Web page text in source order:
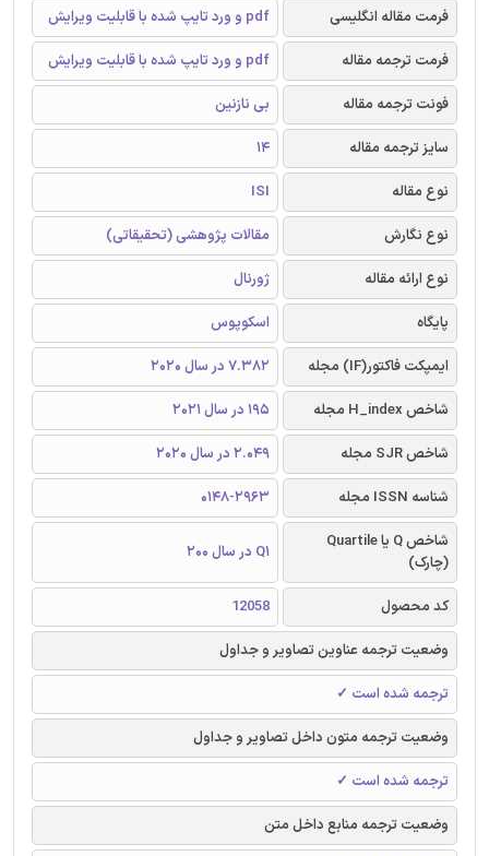
فرمت مقاله انگلیسی
pdf و ورد تایپ شده با قابلیت ویرایش
فرمت ترجمه مقاله
pdf و ورد تایپ شده با قابلیت ویرایش
فونت ترجمه مقاله
بی نازنین
سایز ترجمه مقاله
14
نوع مقاله
ISI
نوع نگارش
مقالات پژوهشی (تحقیقاتی)
نوع ارائه مقاله
ژورنال
پایگاه
اسکوپوس
ایمپکت فاکتور(IF) مجله
7.382 در سال 2020
شاخص H_index مجله
195 در سال 2021
شاخص SJR مجله
2.049 در سال 2020
شناسه ISSN مجله
0148-2963
شاخص Q یا Quartile
(چارک)
Q1 در سال 200
کد محصول
12058
وضعیت ترجمه عناوین تصاویر و جداول
ترجمه شده است ✓
وضعیت ترجمه متون داخل تصاویر و جداول
ترجمه شده است ✓
وضعیت ترجمه منابع داخل متن